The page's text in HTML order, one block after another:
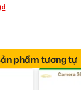
₫
phẩm tương tự